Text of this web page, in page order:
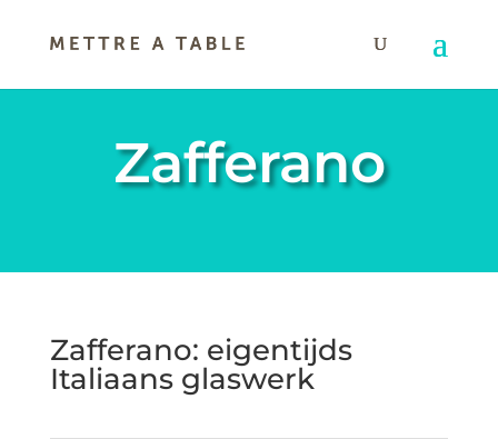
Zafferano
Zafferano: eigentijds
Italiaans glaswerk